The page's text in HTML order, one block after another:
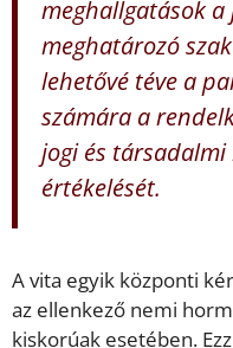
meghallgatások
meghatározó
lehetővé téve a
számára a
jogi és
értékelését.
A vita egyik központi
az ellenkező nemi
kiskorúak esetében.